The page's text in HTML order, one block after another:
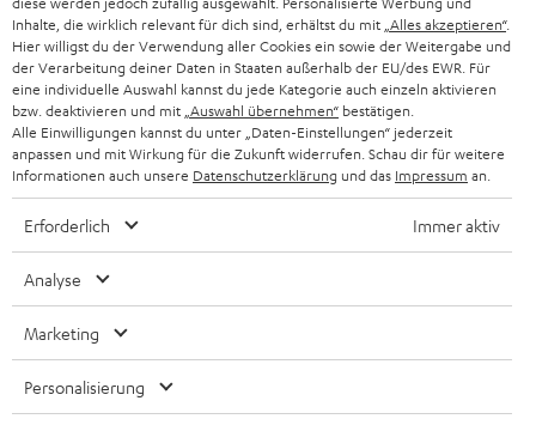
KOPFHÖRER
BLUETOOTH-KOPFHÖRER
STEREOANLAGEN
LAUTSPRECHER
ULTIMA-SERIE
IN-EAR-KOPFHÖRER
FANSHOP
NEUHEITEN
BLOG
NEWSLETTER
STORES
DEINE VORTEILE BEI TEUFEL
UNSER MANAGEMENT
NACHHALTIGKEIT
UNSERE WERTE
NIEDERLANDE
BELGIEN
FRANKREICH
POLEN
SPANIEN
ITALIEN
Technische Änderungen, Tippfehler und Irrtum vorbehalten. Das auf unseren
Fotos abgebildete Zubehör ist nicht im Lieferumfang enthalten. Etwaige
Inhalte, die wirklich relevant für dich sind, erhältst du mit „Alles akzeptieren“.
Hier willigst du der Verwendung aller Cookies ein sowie der Weitergabe und
der Verarbeitung deiner Daten in Staaten außerhalb der EU/des EWR. Für
eine individuelle Auswahl kannst du jede Kategorie auch einzeln aktivieren
bzw. deaktivieren und mit „Auswahl übernehmen“ bestätigen.
Alle Einwilligungen kannst du unter „Daten-Einstellungen“ jederzeit
anpassen und mit Wirkung für die Zukunft widerrufen. Schau dir für weitere
Informationen auch unsere Datenschutzerklärung und das Impressum an.
Erforderlich Immer aktiv
Analyse
Marketing
Personalisierung